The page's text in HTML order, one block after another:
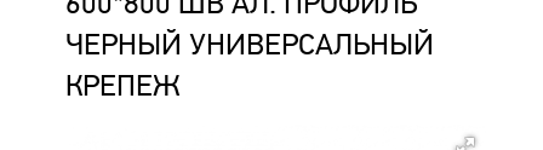
ЧЕРНЫЙ УНИВЕРСАЛЬНЫЙ
КРЕПЕЖ